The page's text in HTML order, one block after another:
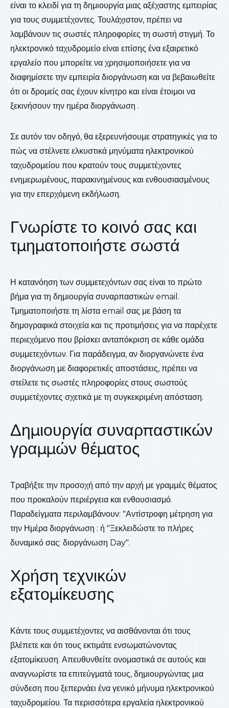
είναι το κλειδί για τη δημιουργία μιας αξέχαστης εμπειρίας
για τους συμμετέχοντες. Τουλάχιστον, πρέπει να
λαμβάνουν τις σωστές πληροφορίες τη σωστή στιγμή. Το
ηλεκτρονικό ταχυδρομείο είναι επίσης ένα εξαιρετικό
εργαλείο που μπορείτε να χρησιμοποιήσετε για να
διαφημίσετε την εμπειρία διοργάνωση και να βεβαιωθείτε
ότι οι δρομείς σας έχουν κίνητρο και είναι έτοιμοι να
ξεκινήσουν την ημέρα διοργάνωση .
Σε αυτόν τον οδηγό, θα εξερευνήσουμε στρατηγικές για το
πώς να στέλνετε ελκυστικά μηνύματα ηλεκτρονικού
ταχυδρομείου που κρατούν τους συμμετέχοντες
ενημερωμένους, παρακινημένους και ενθουσιασμένους
για την επερχόμενη εκδήλωση.
Γνωρίστε το κοινό σας και
τμηματοποιήστε σωστά
Η κατανόηση των συμμετεχόντων σας είναι το πρώτο
βήμα για τη δημιουργία συναρπαστικών email.
Τμηματοποιήστε τη λίστα email σας με βάση τα
δημογραφικά στοιχεία και τις προτιμήσεις για να παρέχετε
περιεχόμενο που βρίσκει ανταπόκριση σε κάθε ομάδα
συμμετεχόντων. Για παράδειγμα, αν διοργανώνετε ένα
διοργάνωση με διαφορετικές αποστάσεις, πρέπει να
στείλετε τις σωστές πληροφορίες στους σωστούς
συμμετέχοντες σχετικά με τη συγκεκριμένη απόσταση.
Δημιουργία συναρπαστικών
γραμμών θέματος
Τραβήξτε την προσοχή από την αρχή με γραμμές θέματος
που προκαλούν περιέργεια και ενθουσιασμό.
Παραδείγματα περιλαμβάνουν: "Αντίστροφη μέτρηση για
την Ημέρα διοργάνωση : ή "Ξεκλειδώστε το πλήρες
δυναμικό σας: διοργάνωση Day".
Χρήση τεχνικών
εξατομίκευσης
Κάντε τους συμμετέχοντες να αισθάνονται ότι τους
βλέπετε και ότι τους εκτιμάτε ενσωματώνοντας
εξατομίκευση. Απευθυνθείτε ονομαστικά σε αυτούς και
αναγνωρίστε τα επιτεύγματά τους, δημιουργώντας μια
σύνδεση που ξεπερνάει ένα γενικό μήνυμα ηλεκτρονικού
ταχυδρομείου. Τα περισσότερα εργαλεία ηλεκτρονικού